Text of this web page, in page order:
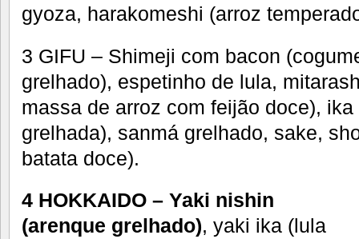
gyoza, harakomeshi (arroz
3 GIFU – Shimeji com bacon
grelhado), espetinho de lula,
massa de arroz com feijão doce),
grelhada), sanmá grelhado, sake,
batata doce).
4 HOKKAIDO – Yaki nishin
(arenque grelhado), yaki ika (lula